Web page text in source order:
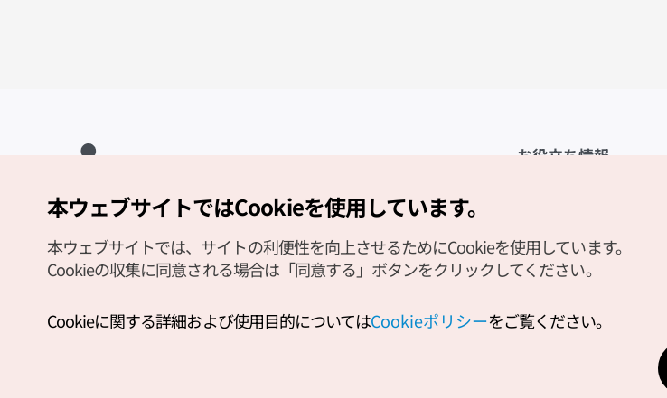
お役立ち情報
観光資料ダウンロード
デジタルブック／電子書籍
Odii
Copyright (c) Korea Tourism Organization All Rights Reserved.
サイトエラー報告
公式メール
本ウェブサイトではCookieを使用しています。
本ウェブサイトでは、サイトの利便性を向上させるためにCookieを使用しています。
Cookieの収集に同意される場合は「同意する」ボタンをクリックしてください。
Cookieに関する詳細および使用目的についてはCookieポリシーをご覧ください。